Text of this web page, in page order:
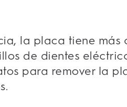
la placa tiene más
de dientes
para remover la